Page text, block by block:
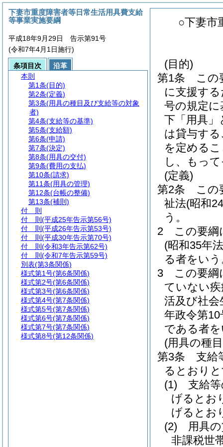
○下妻市
(目的)
第1条
この
に支援す
号の規定
下「用具」
は貸与す
を定める
し、もっ
(定義)
第2条
この
祉法(昭和
う。
2
この要綱
(昭和35年
る者をい
3
この要綱
ていない
活及び社
年政令第10
である者
(用具の種
第3条
支給
るとおり
(1)
支給
げるとお
げるとお
(2)
用具
非課税世
下妻市重度障害者等日常生活用具費支給
等事業実施要綱
平成18年9月29日 告示第91号
(令和7年4月1日施行)
条項目次
沿革
本則
第1条(目的)
第2条(定義)
第3条(用具の種目及び支給等の対象
者)
第4条(支給等の基準)
第5条(支給額)
第6条(申請)
第7条(決定)
第8条(用具の交付)
第9条(費用の支払)
第10条(請求)
第11条(用具の管理)
第12条(台帳の整備)
第13条(補則)
付 則
付 則 (平成25年告示第56号)
付 則 (平成26年告示第53号)
付 則 (平成30年告示第70号)
付 則 (令和3年告示第62号)
付 則 (令和7年告示第59号)
別表(第3条関係)
様式第1号(第6条関係)
様式第2号(第6条関係)
様式第3号(第6条関係)
様式第4号(第7条関係)
様式第5号(第7条関係)
様式第6号(第7条関係)
様式第7号(第7条関係)
様式第8号(第12条関係)